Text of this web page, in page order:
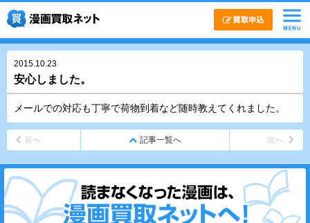
2015.10.23
安心しました。
メールでの対応も丁寧で荷物到着など随時教えてくれました。
前へ 記事一覧へ 次へ